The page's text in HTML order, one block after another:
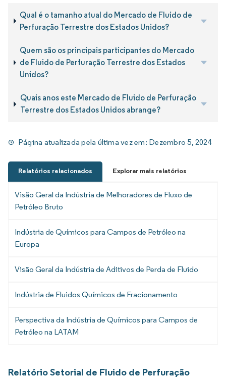
Qual é o tamanho atual do Mercado de Fluido de
Perfuração Terrestre dos Estados Unidos?
Quem são os principais participantes do Mercado
de Fluido de Perfuração Terrestre dos Estados
Unidos?
Quais anos este Mercado de Fluido de Perfuração
Terrestre dos Estados Unidos abrange?
Página atualizada pela última vez em: Dezembro 5, 2024
Relatórios relacionados Explorar mais relatórios
Visão Geral da Indústria de Melhoradores de Fluxo de
Petróleo Bruto
Indústria de Químicos para Campos de Petróleo na
Europa
Visão Geral da Indústria de Aditivos de Perda de Fluido
Indústria de Fluidos Químicos de Fracionamento
Perspectiva da Indústria de Químicos para Campos de
Petróleo na LATAM
Relatório Setorial de Fluido de Perfuração